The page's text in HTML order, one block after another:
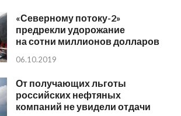
«Северному потоку-2»
предрекли удорожание
на сотни миллионов долларов
06.10.2019
От получающих льготы
российских нефтяных
компаний не увидели отдачи